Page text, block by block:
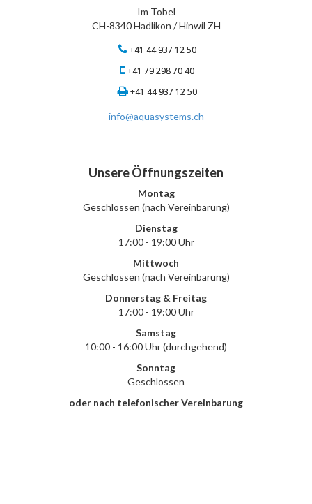
Im Tobel
CH-8340 Hadlikon / Hinwil ZH
+41 44 937 12 50
+41 79 298 70 40
+41 44 937 12 50
info@aquasystems.ch
Unsere Öffnungszeiten
Montag
Geschlossen (nach Vereinbarung)
Dienstag
17:00 - 19:00 Uhr
Mittwoch
Geschlossen (nach Vereinbarung)
Donnerstag & Freitag
17:00 - 19:00 Uhr
Samstag
10:00 - 16:00 Uhr (durchgehend)
Sonntag
Geschlossen
oder nach telefonischer Vereinbarung